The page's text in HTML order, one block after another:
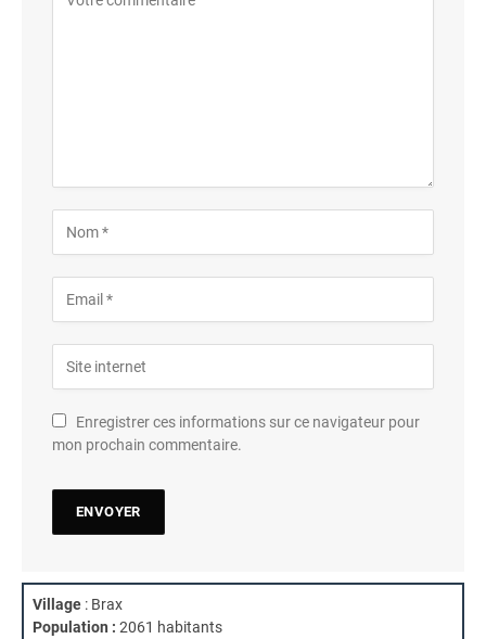
Enregistrer ces informations sur ce navigateur pour
mon prochain commentaire.
Village : Brax
Population : 2061 habitants